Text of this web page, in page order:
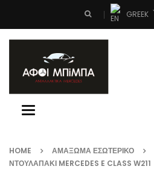
GREEK
Toggle
HOME ΑΜΆΞΩΜΑ ΕΣΩΤΕΡΙΚΌ
ΝΤΟΥΛΑΠΑΚΙ MERCEDES E CLASS W211